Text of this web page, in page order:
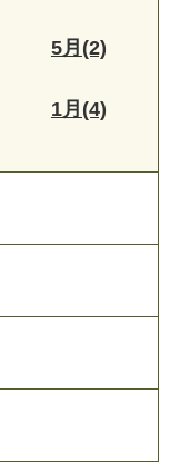
5月(2)
1月(4)